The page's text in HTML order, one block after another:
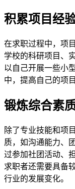
积累项目经
在求职过程中，项
学校的科研项目、
以自己开展一些小
中，提高自己的项
锻炼综合素
除了专业技能和项
质，如沟通能力、
过参加社团活动、
求职者还需要具备
行业的发展变化。